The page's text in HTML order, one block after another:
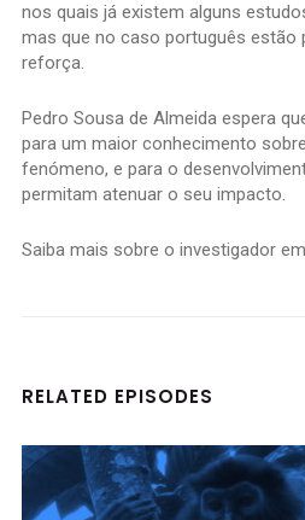
nos quais já existem alguns
mas que no caso português estão
reforça.
Pedro Sousa de Almeida espera
para um maior conhecimento
fenómeno, e para o
permitam atenuar o seu impacto.
Saiba mais sobre o investigador
RELATED EPISODES